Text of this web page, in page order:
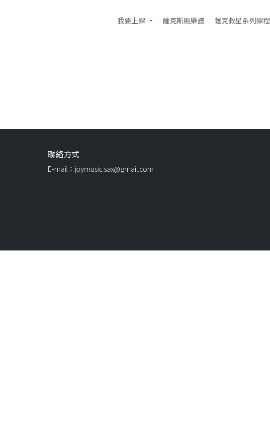
我要上課 薩克斯風樂譜 薩克救星系列課程
聯絡方式
E-mail：joymusic.sax@gmail.com